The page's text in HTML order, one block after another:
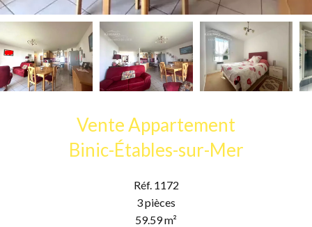
Vente Appartement
Binic-Étables-sur-Mer
Réf. 1172
3 pièces
59.59 m²